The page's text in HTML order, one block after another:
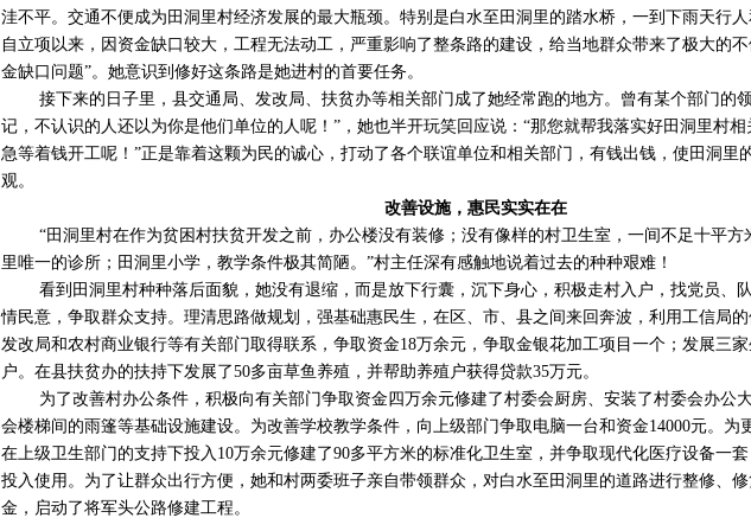
洼不平。交通不便成为田洞里村经济发展的最大瓶颈。特别是白水至田洞里的踏水桥，一到下雨天行
自立项以来，因资金缺口较大，工程无法动工，严重影响了整条路的建设，给当地群众带来了极大的
金缺口问题”。她意识到修好这条路是她进村的首要任务。
接下来的日子里，县交通局、发改局、扶贫办等相关部门成了她经常跑的地方。曾有某个部门的
记，不认识的人还以为你是他们单位的人呢！”，她也半开玩笑回应说：“那您就帮我落实好田洞里村
急等着钱开工呢！”正是靠着这颗为民的诚心，打动了各个联谊单位和相关部门，有钱出钱，使田洞里
观。
改善设施，惠民实实在在
“田洞里村在作为贫困村扶贫开发之前，办公楼没有装修；没有像样的村卫生室，一间不足十平
里唯一的诊所；田洞里小学，教学条件极其简陋。”村主任深有感触地说着过去的种种艰难！
看到田洞里村种种落后面貌，她没有退缩，而是放下行囊，沉下身心，积极走村入户，找党员、
情民意，争取群众支持。理清思路做规划，强基础惠民生，在区、市、县之间来回奔波，利用工信局
发改局和农村商业银行等有关部门取得联系，争取资金18万余元，争取金银花加工项目一个；发展三
户。在县扶贫办的扶持下发展了50多亩草鱼养殖，并帮助养殖户获得贷款35万元。
为了改善村办公条件，积极向有关部门争取资金四万余元修建了村委会厨房、安装了村委会办公
会楼梯间的雨篷等基础设施建设。为改善学校教学条件，向上级部门争取电脑一台和资金14000元。为
在上级卫生部门的支持下投入10万余元修建了90多平方米的标准化卫生室，并争取现代化医疗设备一
投入使用。为了让群众出行方便，她和村两委班子亲自带领群众，对白水至田洞里的道路进行整修、
金，启动了将军头公路修建工程。